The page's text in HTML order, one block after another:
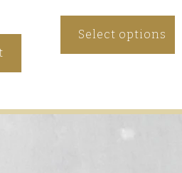
Select options